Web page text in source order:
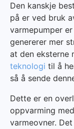
Den kanskje
på er ved bruk
varmepumper er
genererer mer
at den eksterne
teknologi til å
så å sende
Dette er en
oppvarming
varmeovner.